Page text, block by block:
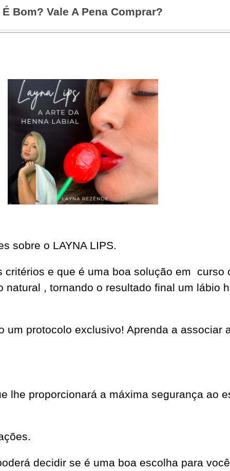
É Bom? Vale A Pena Comprar?
sobre o LAYNA LIPS.
e que é uma boa solução em curso
, tornando o resultado final um lábio
um protocolo exclusivo! Aprenda a associar
lhe proporcionará a máxima segurança ao
decidir se é uma boa escolha para